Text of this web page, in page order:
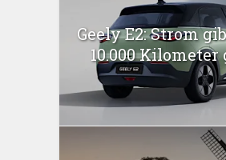
Geely E2: Strom
10.000